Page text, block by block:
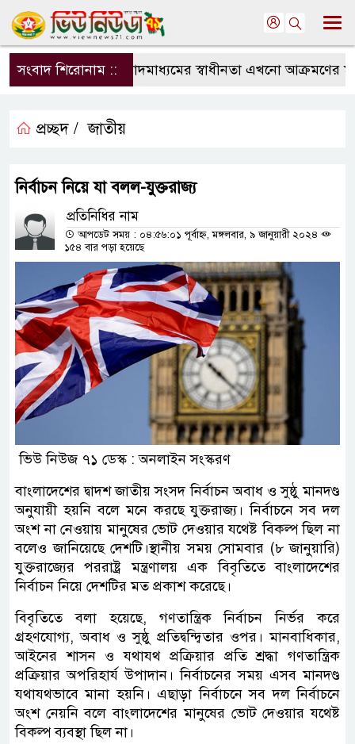
সংবাদ শিরোনাম ::সংবাদমাধ্যমের স্বাধীনতা এখনো আক্রমণের
প্রচ্ছদ / জাতীয়
নির্বাচন নিয়ে যা বলল-যুক্তরাজ্য
প্রতিনিধির নাম
আপডেট সময় : ০৪:৫৬:০১ পূর্বাহ্ন, মঙ্গলবার, ৯ জানুয়ারী ২০২৪
১৫৪ বার পড়া হয়েছে
ভিউ নিউজ ৭১ ডেস্ক : অনলাইন সংস্করণ
বাংলাদেশের দ্বাদশ জাতীয় সংসদ নির্বাচন অবাধ ও সুষ্ঠু মানদণ্ড
অনুযায়ী হয়নি বলে মনে করছে যুক্তরাজ্য। নির্বাচনে সব দল
অংশ না নেওয়ায় মানুষের ভোট দেওয়ার যথেষ্ট বিকল্প ছিল না
বলেও জানিয়েছে দেশটি।স্থানীয় সময় সোমবার (৮ জানুয়ারি)
যুক্তরাজ্যের পররাষ্ট্র মন্ত্রণালয় এক বিবৃতিতে বাংলাদেশের
নির্বাচন নিয়ে দেশটির মত প্রকাশ করেছে।
বিবৃতিতে বলা হয়েছে, গণতান্ত্রিক নির্বাচন নির্ভর করে
গ্রহণযোগ্য, অবাধ ও সুষ্ঠু প্রতিদ্বন্দ্বিতার ওপর। মানবাধিকার,
আইনের শাসন ও যথাযথ প্রক্রিয়ার প্রতি শ্রদ্ধা গণতান্ত্রিক
প্রক্রিয়ার অপরিহার্য উপাদান। নির্বাচনের সময় এসব মানদণ্ড
যথাযথভাবে মানা হয়নি। এছাড়া নির্বাচনে সব দল নির্বাচনে
অংশ নেয়নি বলে বাংলাদেশের মানুষের ভোট দেওয়ার যথেষ্ট
বিকল্প ব্যবস্থা ছিল না।